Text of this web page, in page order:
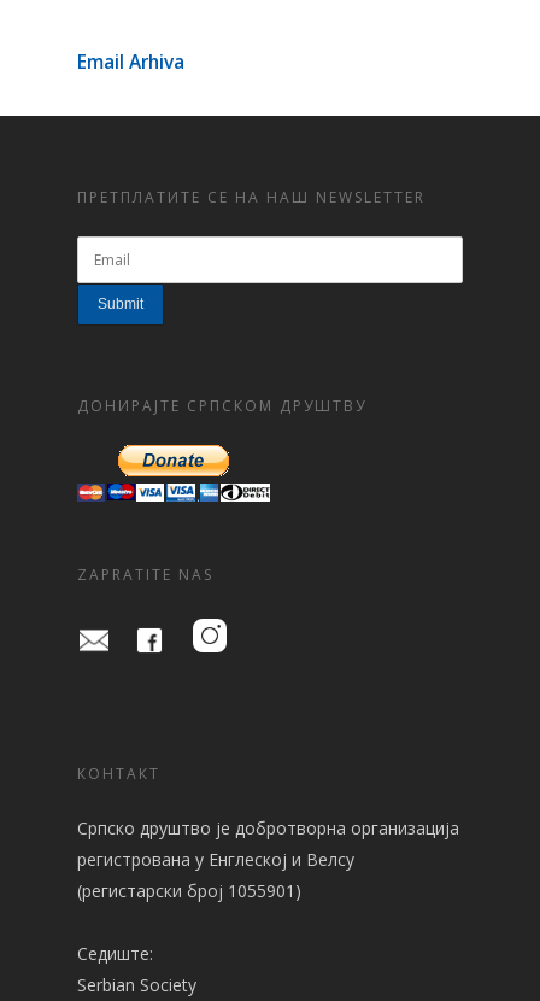
Email Arhiva
ПРЕТПЛАТИТЕ СЕ НА НАШ NEWSLETTER
ДОНИРАЈТЕ СРПСКОМ ДРУШТВУ
ZAPRATITE NAS
КОНТАКТ
Српско друштво је добротворна организација
регистрованa у Енглеској и Велсу
(регистарски број 1055901)
Седиште:
Serbian Society